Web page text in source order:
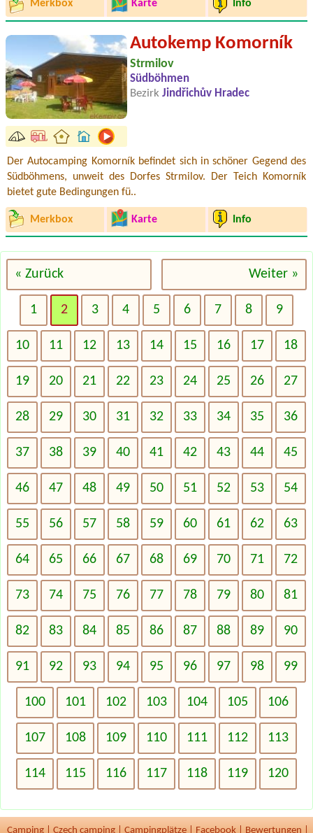
Merkbox Karte Info
Autokemp Komorník
Strmilov
Südböhmen
Bezirk Jindřichův Hradec
Der Autocamping Komorník befindet sich in schöner Gegend des
Südböhmens, unweit des Dorfes Strmilov. Der Teich Komorník
bietet gute Bedingungen fü..
Merkbox Karte Info
« Zurück Weiter »
1 2 3 4 5 6 7 8 9
10 11 12 13 14 15 16 17 18
19 20 21 22 23 24 25 26 27
28 29 30 31 32 33 34 35 36
37 38 39 40 41 42 43 44 45
46 47 48 49 50 51 52 53 54
55 56 57 58 59 60 61 62 63
64 65 66 67 68 69 70 71 72
73 74 75 76 77 78 79 80 81
82 83 84 85 86 87 88 89 90
91 92 93 94 95 96 97 98 99
100 101 102 103 104 105 106
107 108 109 110 111 112 113
114 115 116 117 118 119 120
Camping Czech camping Campingplätze Facebook Bewertungen